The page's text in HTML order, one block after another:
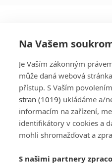
DISKUZE
Šéfredaktorkou webu jePetr
Na Vašem
Je Vaším zákonným
může daná webová
přístup. S Vaším
stran (1019) ukládáme a/
informacím na zařízení,
identifikátory v cookies a
mohli shromažďovat a
S našimi partnery